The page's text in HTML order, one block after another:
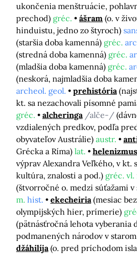
ukončenia menštruácie,
prechod) gréc. ášram (o. v
hinduistu, jedno zo štyroch)
(staršia doba kamenná) gréc.
(stredná doba kamenná) gréc.
(mladšia doba kamenná) gréc.
(neskorá, najmladšia doba
archeol. geol.
prehistória
kt. sa nezachovali písomné
gréc.
alcheringa /alče-/
vzdialených predkov, podľa
obyvateľov Austrálie) austr.
Grécka a Ríma) lat. helenizmus
výprav Alexandra Veľkého, v kt.
kultúra, znalosti a pod.) gréc. vl.
(štvorročné o. medzi súťažami
m. hist. ekecheiria (mesiac
olympijských hier, prímerie)
(pätnásťročná lehota vyberania
podmanených národov v
džáhilíja (o. pred príchodom